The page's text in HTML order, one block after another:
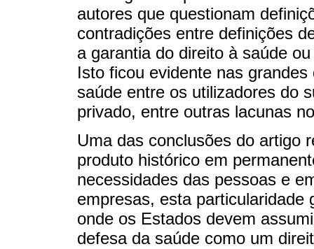
autores que questionam
contradições entre definições
a garantia do direito à saúde
Isto ficou evidente nas
saúde entre os utilizadores do
privado, entre outras lacunas
Uma das conclusões do artigo
produto histórico em
necessidades das pessoas e
empresas, esta particularidade
onde os Estados devem
defesa da saúde como um